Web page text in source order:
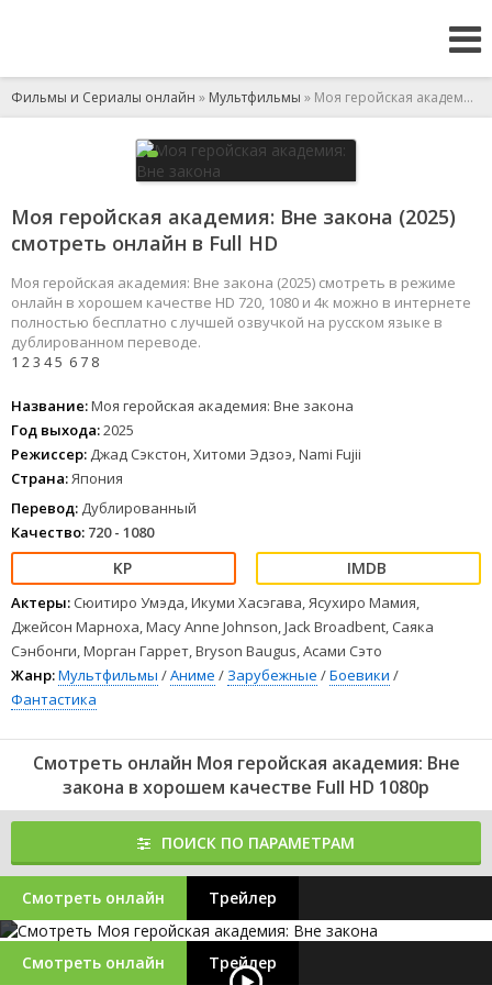
Фильмы и Сериалы онлайн » Мультфильмы » Моя геройская академия: Вне закона
Моя геройская академия: Вне закона (2025)
смотреть онлайн в Full HD
Моя геройская академия: Вне закона (2025) смотреть в режиме
онлайн в хорошем качестве HD 720, 1080 и 4к можно в интернете
полностью бесплатно с лучшей озвучкой на русском языке в
дублированном переводе.
1 23 45 67 8
Название:Моя геройская академия: Вне закона
Год выхода:2025
Режиссер: Джад Сэкстон, Хитоми Эдзоэ, Nami Fujii
Страна:Япония
Перевод: Дублированный
Качество: 720 - 1080
Актеры: Сюитиро Умэда, Икуми Хасэгава, Ясухиро Мамия,
Джейсон Марноха, Macy Anne Johnson, Jack Broadbent, Саяка
Сэнбонги, Морган Гаррет, Bryson Baugus, Асами Сэто
Жанр:Мультфильмы /Аниме / Зарубежные /Боевики /
Фантастика
Смотреть онлайн Моя геройская академия: Вне
закона в хорошем качестве Full HD 1080p
ПОИСК ПО ПАРАМЕТРАМ
Смотреть онлайн Трейлер
Смотреть онлайн Трейлер